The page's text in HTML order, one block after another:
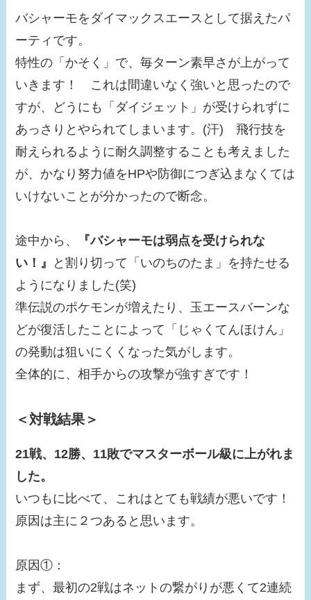
バシャーモをダイマックスエースとして据えたパ
ーティです。
特性の「かそく」で、毎ターン素早さが上がって
いきます！ これは間違いなく強いと思ったので
すが、どうにも「ダイジェット」が受けられずに
あっさりとやられてしまいます。(汗) 飛行技を
耐えられるように耐久調整することも考えました
が、かなり努力値をHPや防御につぎ込まなくては
いけないことが分かったので断念。
途中から、
『バシャーモは弱点を受けられな
い！』
と割り切って「いのちのたま」を持たせる
ようになりました(笑)
準伝説のポケモンが増えたり、玉エースバーンな
どが復活したことによって「じゃくてんほけん」
の発動は狙いにくくなった気がします。
全体的に、相手からの攻撃が強すぎです！
＜対戦結果＞
21戦、12勝、11敗でマスターボール級に上がれま
した。
いつもに比べて、これはとても戦績が悪いです！
原因は主に２つあると思います。
原因①：
まず、最初の2戦はネットの繋がりが悪くて2連続